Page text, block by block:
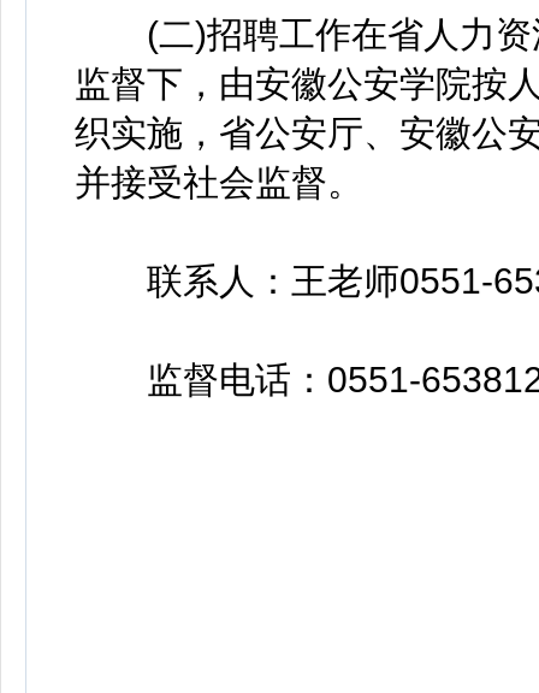
(二)招聘工作在省人力资
监督下，由安徽公安学院按
织实施，省公安厅、安徽公
并接受社会监督。
联系人：王老师0551-
监督电话：0551-